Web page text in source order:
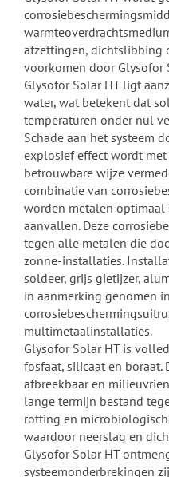
afzettingen, dichtslibbing
voorkomen door Glysofor
Glysofor Solar HT ligt
water, wat betekent dat
temperaturen onder nul
Schade aan het systeem
explosief effect wordt
betrouwbare wijze
combinatie van
worden metalen optimaal
aanvallen. Deze
tegen alle metalen die
zonne-installaties.
soldeer, grijs gietijzer,
in aanmerking genomen
multimetaalinstallaties.
Glysofor Solar HT is
fosfaat, silicaat en
afbreekbaar en
lange termijn bestand
rotting en
waardoor neerslag en
Glysofor Solar HT
systeemonderbrekingen